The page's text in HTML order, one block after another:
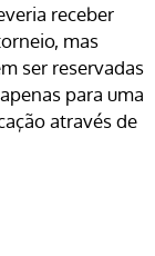
receber
mas
ser reservadas
para uma
através de